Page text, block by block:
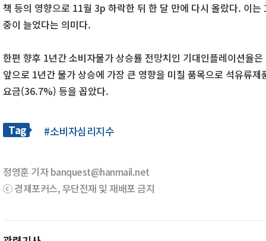
책 등의 영향으로 11월 3p 하락한 뒤 한 달 만에 다시 올랐다. 이
중이 늘었다는 의미다.
한편 향후 1년간 소비자물가 상승률 전망치인 기대인플레이션율
앞으로 1년간 물가 상승에 가장 큰 영향을 미칠 품목으로 석유류
요금(36.7%) 등을 꼽았다.
Tag #소비자심리지수
정영훈 기자 banquest@hanmail.net
ⓒ 경제포커스, 무단전재 및 재배포 금지